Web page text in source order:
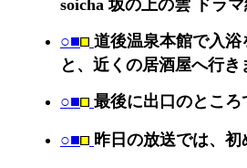
soicha 坂の上の雲 ドラ
○■ 道後温泉本館で入
と、近くの居酒屋へ行き
○■ 最後に出口のとこ
○■ 昨日の放送では、